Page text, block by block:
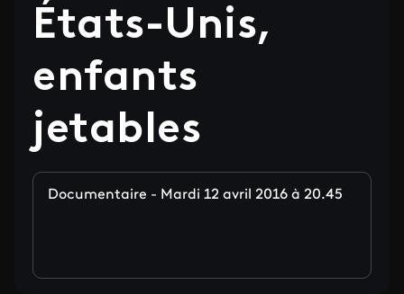
États-Unis,
enfants
jetables
Documentaire - Mardi 12 avril 2016 à 20.45